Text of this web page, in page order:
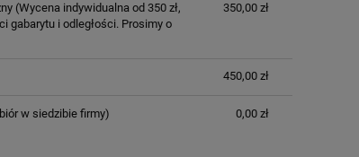
KOSZTÓW PŁATNOŚCI
(Wycena indywidualna od 350 zł,
gabarytu i odległości. Prosimy o
350,00 zł
450,00 zł
w siedzibie firmy) 0,00 zł